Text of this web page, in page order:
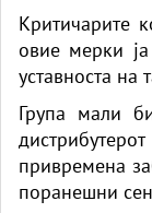
Критичарите
овие мерки
уставноста на
Група мали
привремена
поранешни